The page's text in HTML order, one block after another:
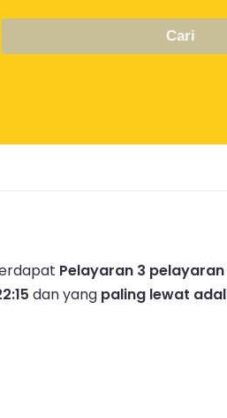
Cari
Pelayaran 3
dan yang paling lewat